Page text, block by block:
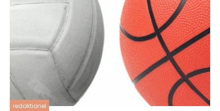
redaktionel